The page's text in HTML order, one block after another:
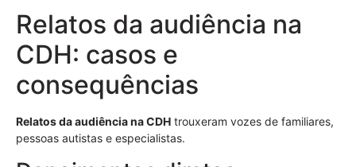
Relatos da audiência na
CDH: casos e
consequências
Relatos da audiência na CDH trouxeram vozes de familiares,
pessoas autistas e especialistas.